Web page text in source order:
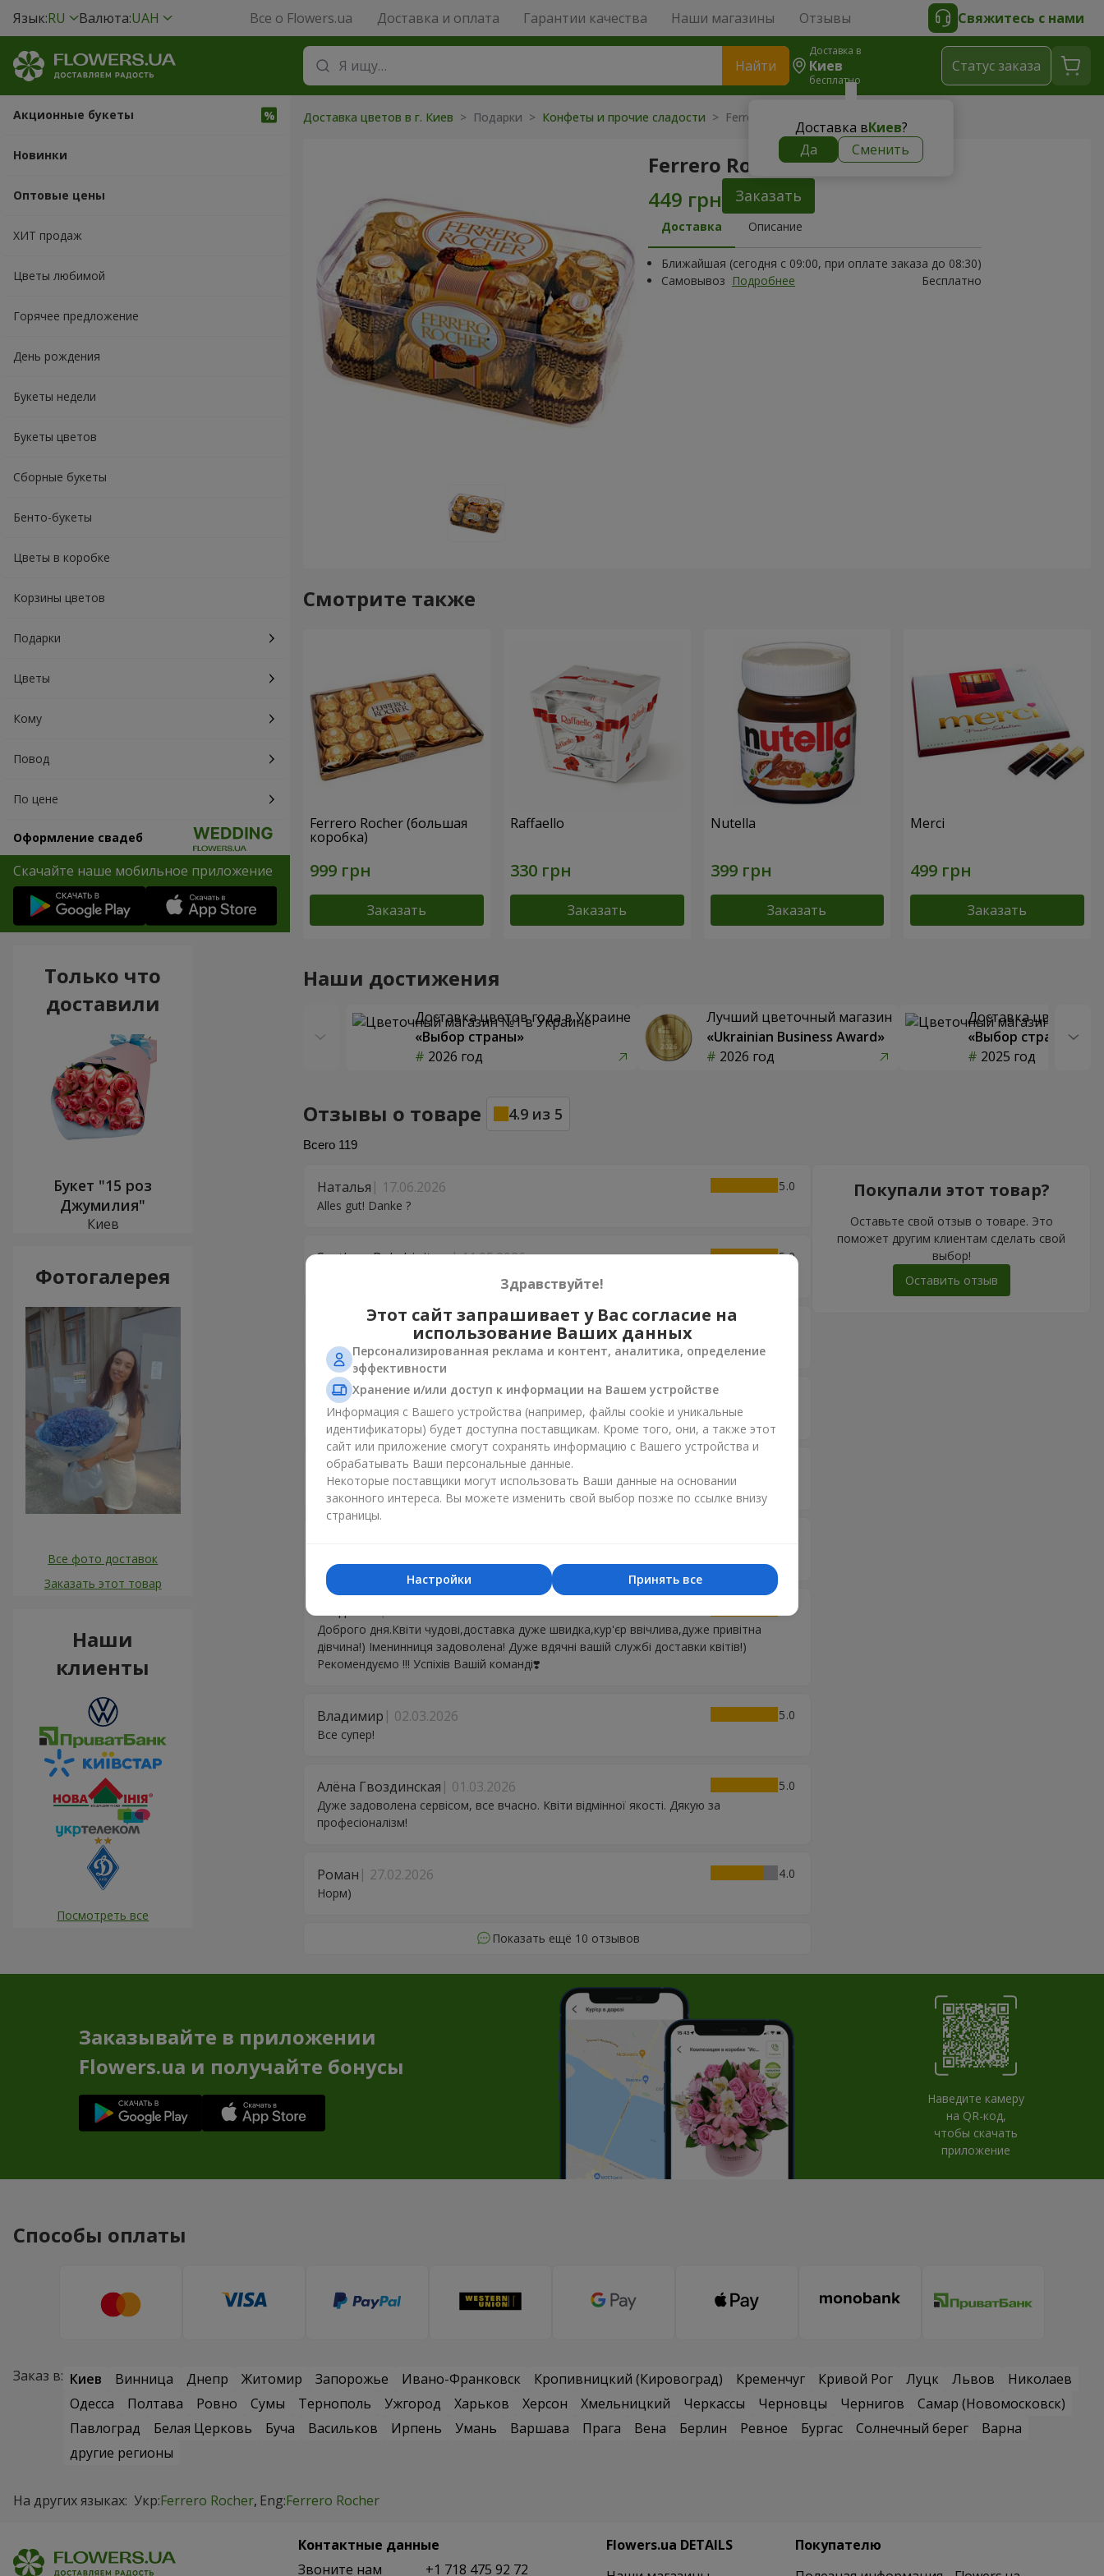
Язык:RU Валюта:UAH Все о Flowers.ua Доставка и оплата Гарантии качества Наши магазины Отзывы Свяжитесь с нами
Найти
Доставка в
Киев
бесплатно
Доставка вКиев?
Да
Сменить
Cтатус заказа
Акционные букеты
Новинки
Оптовые цены
ХИТ продаж
Цветы любимой
Горячее предложение
День рождения
Букеты недели
Букеты цветов
Сборные букеты
Бенто-букеты
Цветы в коробке
Корзины цветов
Подарки
Цветы
Кому
Повод
По цене
Оформление свадеб
Скачайте наше мобильное приложение
Доставка цветов в г. Киев > Подарки > Конфеты и прочие сладости > Ferrero Rocher
Ferrero Rocher
Заказать
Доставка Описание
Ближайшая (сегодня с 09:00, при оплате заказа до 08:30)
Самовывоз Подробнее Бесплатно
Смотрите также
Ferrero Rocher (большая
коробка)
Заказать
Raffaello
Заказать
Nutella
Заказать
Merci
Заказать
Наши достижения
Доставка цветов года в Украине
«Выбор страны»
2026 год
Лучший цветочный магазин
«Ukrainian Business Award»
2026 год
Доставка цветов
«Выбор страны»
2025 год
Отзывы о товаре 4.9 из 5
Всего 119
Наталья 17.06.2026
5
Alles gut! Danke ?
Svetlana Babchinitser 11.05.2026
5
Спасибо за чудесный сервис!!! Мама очень довольна!!! Удачи вам!!!
10.05.2026
Спасибо большое!!!
Михайло 10.05.2026
Дякую велике за вашу працю! Ви молодці!
Ольга 15.04.2026
Дякую за оперативну та якісну роботу
Доброго дня.Квіти чудові,доставка дуже швидка,кур'єр ввічлива,дуже привітна
дівчина!) Іменинниця задоволена! Дуже вдячні вашій службі доставки квітів!)
Рекомендуємо !!! Успіхів Вашій команді❣️
Владимир 02.03.2026
5
Все супер!
Алёна Гвоздинская 01.03.2026
5
Дуже задоволена сервісом, все вчасно. Квіти відмінної якості. Дякую за
професіоналізм!
Роман 27.02.2026
4
Норм)
Показать ещё 10 отзывов
Покупали этот товар?
Оставьте свой отзыв о товаре. Это
поможет другим клиентам сделать свой
выбор!
Оставить отзыв
Только что
доставили
Букет "15 роз
Джумилия"
Киев
Фотогалерея
Все фото доставок
Заказать этот товар
Наши
клиенты
Посмотреть все
Заказывайте в приложении
Flowers.ua и получайте бонусы
Наведите камеру
на QR-код,
чтобы скачать
приложение
Способы оплаты
Заказ в: Киев Винница Днепр Житомир Запорожье Ивано-Франковск Кропивницкий (Кировоград) Кременчуг Кривой Рог Луцк Львов
Николаев
Одесса
Полтава Ровно Сумы Тернополь Ужгород Харьков Херсон Хмельницкий Черкассы Черновцы Чернигов
Самар (Новомосковск)
Павлоград
Белая Церковь Буча Васильков Ирпень Умань Варшава Прага Вена Берлин Ревное Бургас Солнечный берег
Варна
другие регионы
На других языках: Укр:Ferrero Rocher Eng:Ferrero Rocher
Контактные данные
Звоните нам
+1 718 475 92 72
Flowers.ua DETAILS
Покупателю
Здравствуйте!
Этот сайт запрашивает у Вас согласие на
использование Ваших данных
Персонализированная реклама и контент, аналитика, определение
эффективности
Хранение и/или доступ к информации на Вашем устройстве
Информация с Вашего устройства (например, файлы cookie и уникальные
идентификаторы) будет доступна поставщикам. Кроме того, они, а также этот
сайт или приложение смогут сохранять информацию с Вашего устройства и
обрабатывать Ваши персональные данные.
Некоторые поставщики могут использовать Ваши данные на основании
законного интереса. Вы можете изменить свой выбор позже по ссылке внизу
страницы.
Принять все
Настройки